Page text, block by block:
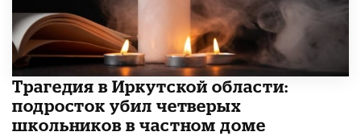
Трагедия в Иркутской области:
подросток убил четверых
школьников в частном доме